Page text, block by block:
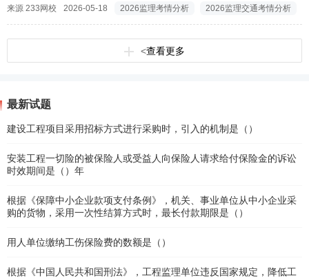
来源 233网校 2026-05-18 2026监理考情分析 2026监理交通考情分析
<查看更多
最新试题
建设工程项目采用招标方式进行采购时，引入的机制是（）
安装工程一切险的被保险人或受益人向保险人请求给付保险金的诉讼
时效期间是（）年
根据《保障中小企业款项支付条例》，机关、事业单位从中小企业采
购的货物，采用一次性结算方式时，最长付款期限是（）
用人单位缴纳工伤保险费的数额是（）
根据《中国人民共和国刑法》，工程监理单位违反国家规定，降低工